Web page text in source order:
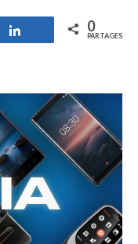
Partagez 0
PARTAGES